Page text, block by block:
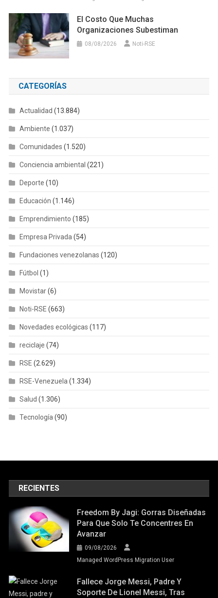
El Costo Que Muchas
Organizaciones Subestiman
08/08/2026 Noti-RSE
CATEGORÍAS
Actualidad (13.884)
Ambiente (1.037)
Comunidades (1.520)
Conciencia ambiental (221)
Deporte (10)
Educación (1.146)
Emprendimiento (185)
Empresa Privada (54)
Fundaciones venezolanas (120)
Fútbol (1)
Movistar(6)
Noti-RSE (663)
Novedades ecológicas (117)
reciclaje (74)
RSE (2.629)
RSE-Venezuela (1.334)
Salud (1.306)
Tecnología (90)
RECIENTES
Freedom By Jagi: Gorras Diseñadas
Para Que Solo Te Concentres En
Avanzar
09/08/2026
Managed WordPress Migration User
Fallece Jorge Messi, Padre Y
Soporte De Lionel Messi, Tras